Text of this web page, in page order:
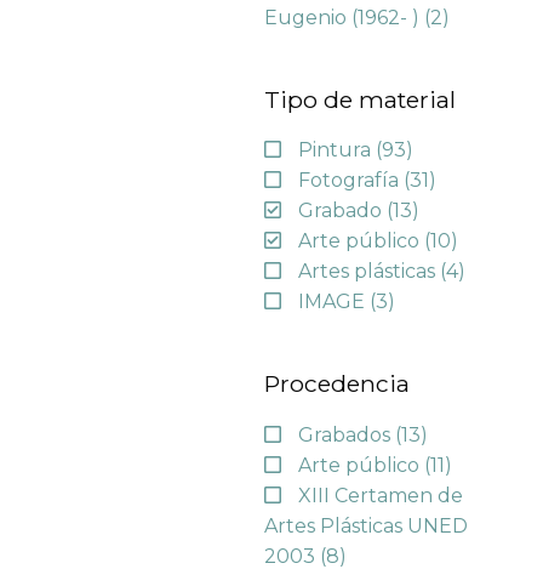
Eugenio (1962- ) (2)
Tipo de material
Pintura (93)
Fotografía (31)
Grabado (13)
Arte público (10)
Artes plásticas (4)
IMAGE (3)
Procedencia
Grabados (13)
Arte público (11)
XIII Certamen de
Artes Plásticas UNED
2003 (8)